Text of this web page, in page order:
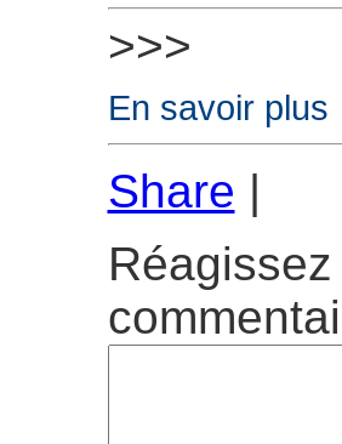
>>>
En savoir plus
Share |